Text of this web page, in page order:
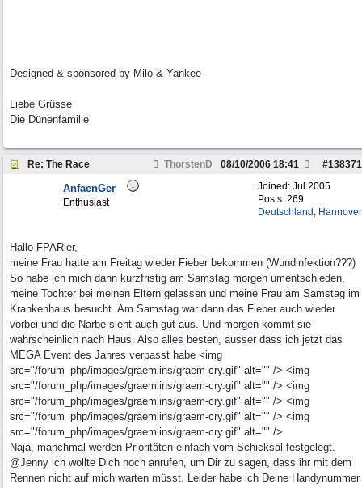
Designed & sponsored by Milo & Yankee
Liebe Grüsse
Die Dünenfamilie
Re: The Race ThorstenD #138371
08/10/2006 18:41
Joined: Jul 2005
Posts: 269
Deutschland, Hannover
AnfaenGer
Enthusiast
Hallo FPARler,
meine Frau hatte am Freitag wieder Fieber bekommen (Wundinfektion???)
So habe ich mich dann kurzfristig am Samstag morgen umentschieden,
meine Tochter bei meinen Eltern gelassen und meine Frau am Samstag im
Krankenhaus besucht. Am Samstag war dann das Fieber auch wieder
vorbei und die Narbe sieht auch gut aus. Und morgen kommt sie
wahrscheinlich nach Haus. Also alles besten, ausser dass ich jetzt das
MEGA Event des Jahres verpasst habe <img
src="/forum_php/images/graemlins/graem-cry.gif" alt="" /> <img
src="/forum_php/images/graemlins/graem-cry.gif" alt="" /> <img
src="/forum_php/images/graemlins/graem-cry.gif" alt="" /> <img
src="/forum_php/images/graemlins/graem-cry.gif" alt="" /> <img
src="/forum_php/images/graemlins/graem-cry.gif" alt="" />
Naja, manchmal werden Prioritäten einfach vom Schicksal festgelegt.
@Jenny ich wollte Dich noch anrufen, um Dir zu sagen, dass ihr mit dem
Rennen nicht auf mich warten müsst. Leider habe ich Deine Handynummer